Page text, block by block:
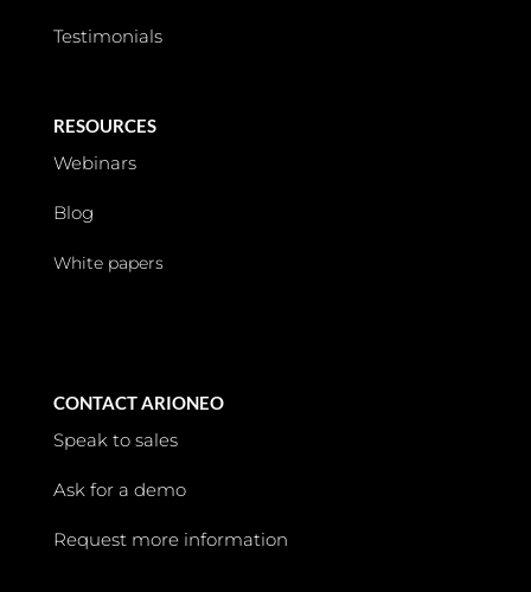
Testimonials
RESOURCES
Webinars
Blog
White papers
CONTACT ARIONEO
Speak to sales
Ask for a demo
Request more information